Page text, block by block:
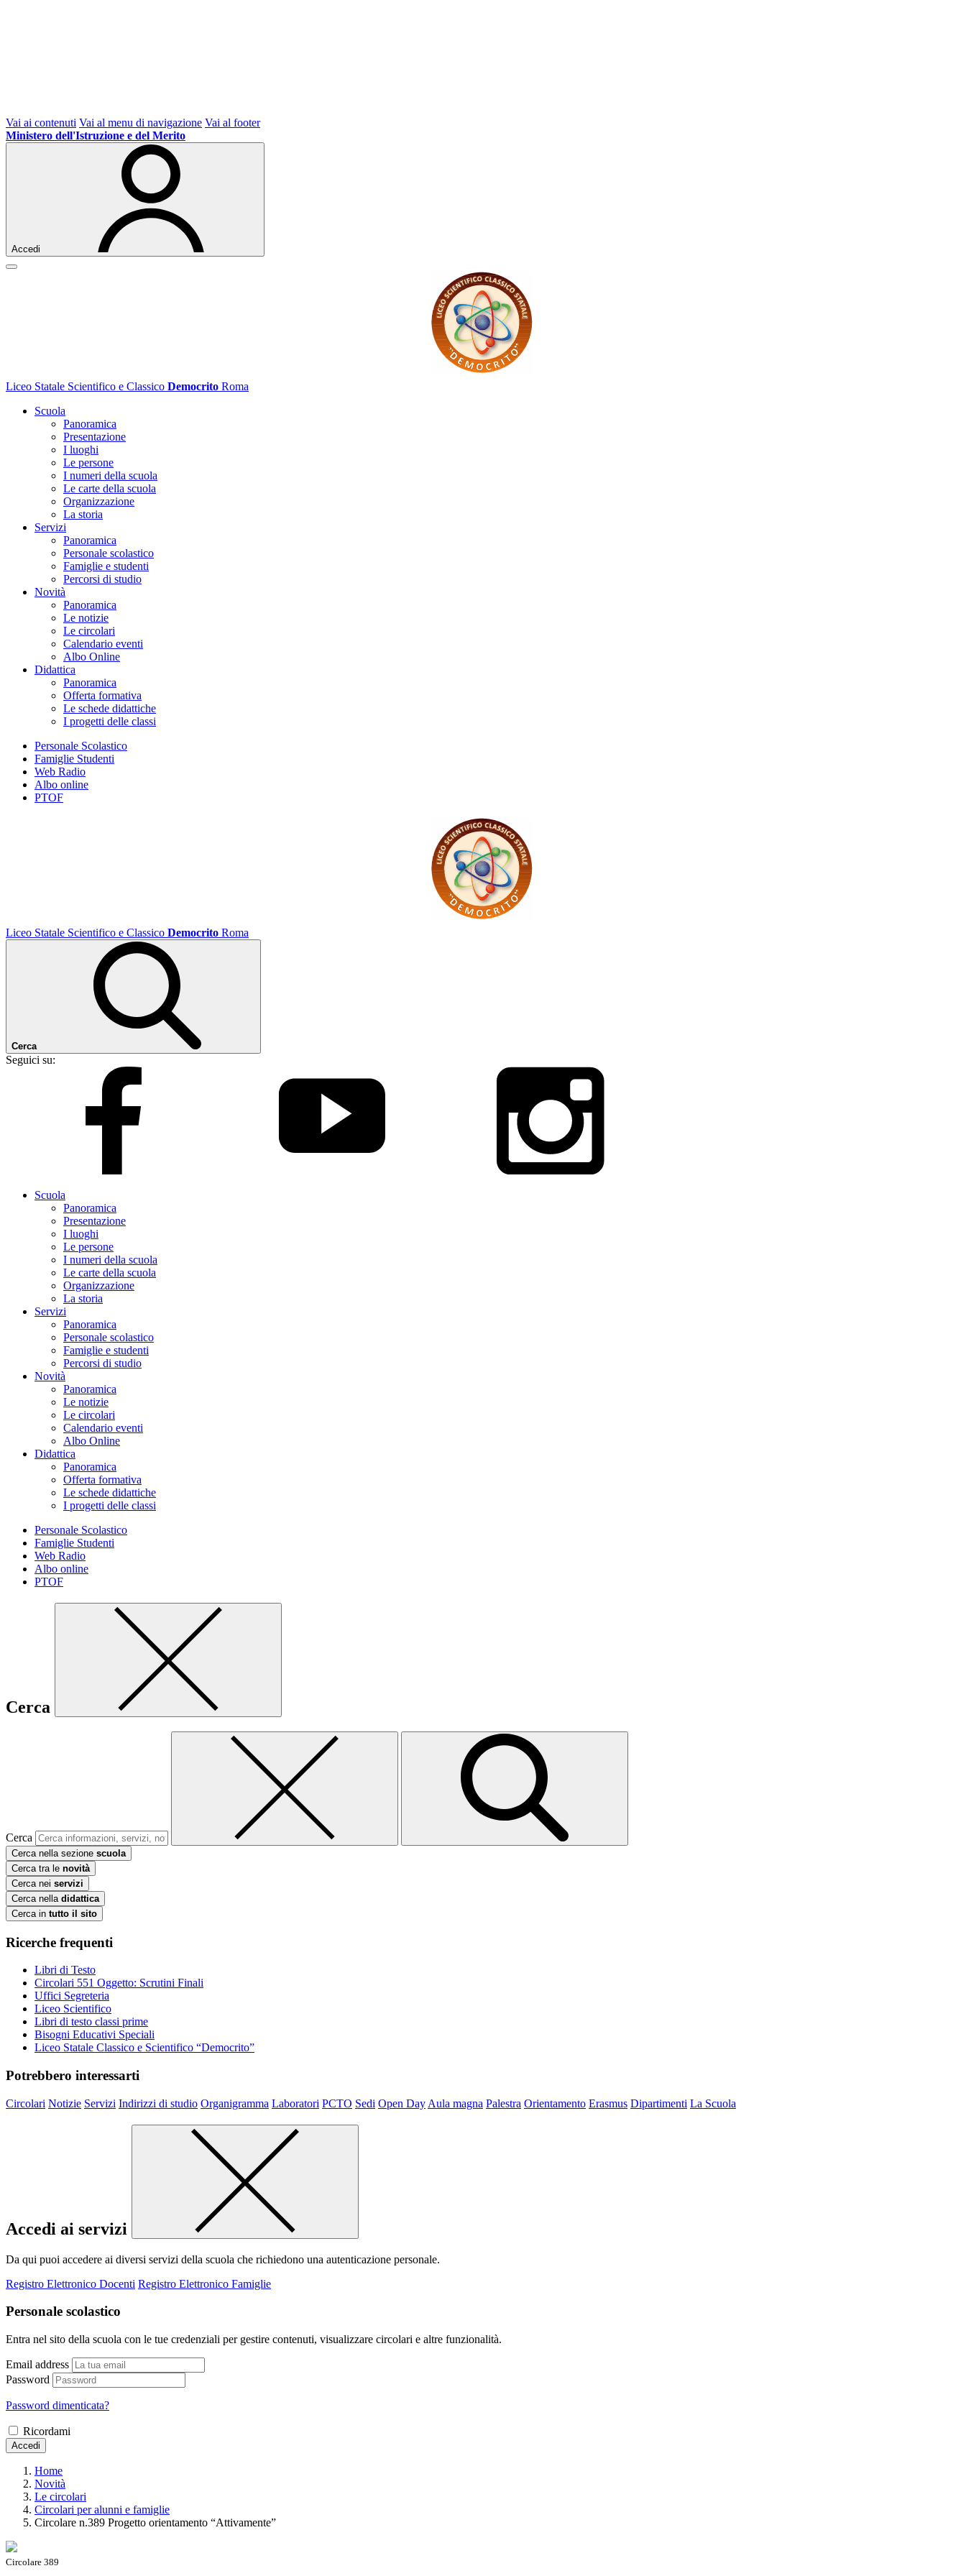
Vai ai contenuti Vai al menu di navigazione Vai al footer
Ministero dell'Istruzione e del Merito
Accedi
Liceo Statale Scientifico e Classico Democrito Roma
Scuola
Panoramica
Presentazione
I luoghi
Le persone
I numeri della scuola
Le carte della scuola
Organizzazione
La storia
Servizi
Panoramica
Personale scolastico
Famiglie e studenti
Percorsi di studio
Novità
Panoramica
Le notizie
Le circolari
Calendario eventi
Albo Online
Didattica
Panoramica
Offerta formativa
Le schede didattiche
I progetti delle classi
Personale Scolastico
Famiglie Studenti
Web Radio
Albo online
PTOF
Liceo Statale Scientifico e Classico Democrito Roma
Cerca
Seguici su:
Scuola
Panoramica
Presentazione
I luoghi
Le persone
I numeri della scuola
Le carte della scuola
Organizzazione
La storia
Servizi
Panoramica
Personale scolastico
Famiglie e studenti
Percorsi di studio
Novità
Panoramica
Le notizie
Le circolari
Calendario eventi
Albo Online
Didattica
Panoramica
Offerta formativa
Le schede didattiche
I progetti delle classi
Personale Scolastico
Famiglie Studenti
Web Radio
Albo online
PTOF
Cerca
Cerca
Cerca nella sezione scuola
Cerca tra le novità
Cerca nei servizi
Cerca nella didattica
Cerca in tutto il sito
Ricerche frequenti
Libri di Testo
Circolari 551 Oggetto: Scrutini Finali
Uffici Segreteria
Liceo Scientifico
Libri di testo classi prime
Bisogni Educativi Speciali
Liceo Statale Classico e Scientifico “Democrito”
Potrebbero interessarti
Circolari Notizie Servizi Indirizzi di studio Organigramma Laboratori PCTO Sedi Open Day Aula magna Palestra Orientamento Erasmus Dipartimenti La Scuola
Accedi ai servizi
Da qui puoi accedere ai diversi servizi della scuola che richiedono una autenticazione personale.
Registro Elettronico Docenti Registro Elettronico Famiglie
Personale scolastico
Entra nel sito della scuola con le tue credenziali per gestire contenuti, visualizzare circolari e altre funzionalità.
Email address
Password
Password dimenticata?
Ricordami
Accedi
Home
Novità
Le circolari
Circolari per alunni e famiglie
Circolare n.389 Progetto orientamento “Attivamente”
Circolare 389